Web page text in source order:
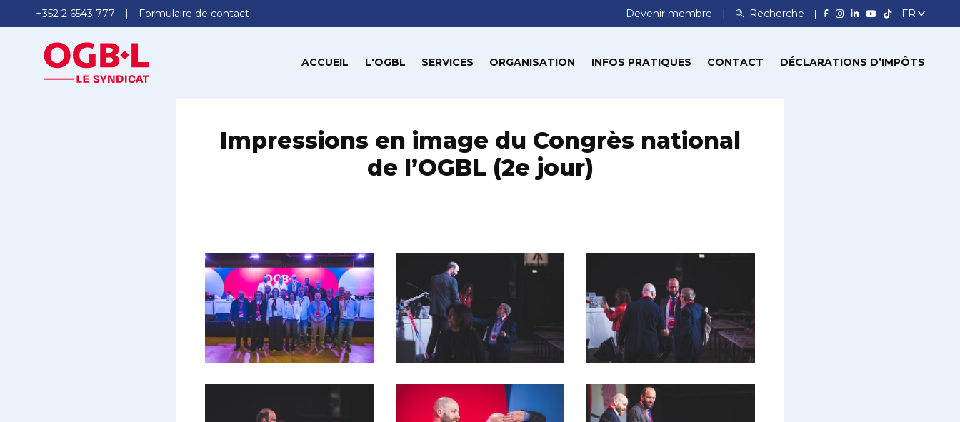
+352 2 6543 777 Formulaire de contact Devenir membre Recherche
ACCUEIL L'OGBL SERVICES ORGANISATION INFOS PRATIQUES CONTACT DÉCLARATIONS D’IMPÔTS
Impressions en image du Congrès national
de l’OGBL (2e jour)